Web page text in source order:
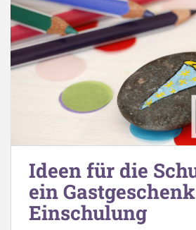
Ideen für die
ein
Einschulung